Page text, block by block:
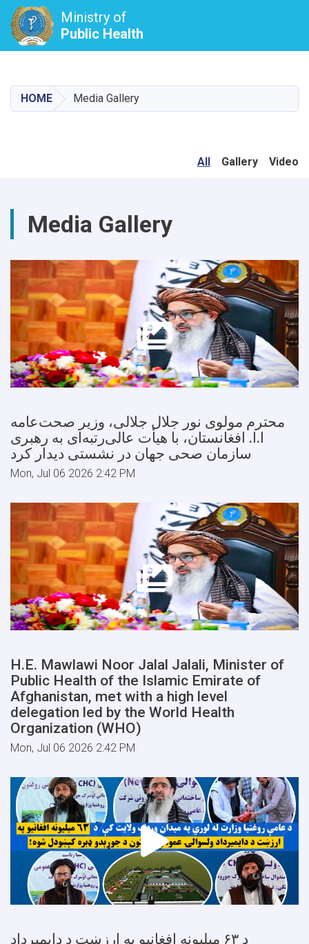
content
Ministry of
Public Health
HOME Media Gallery
All Gallery Video
Media Gallery
محترم مولوی نور جلال جلالی، وزیر صحت‌عامه
ا.ا. افغانستان، با هیأت عالی‌رتبه‌ای به رهبری
سازمان صحی جهان در نشستی دیدار کرد
Mon, Jul 06 2026 2:42 PM
H.E. Mawlawi Noor Jalal Jalali, Minister of
Public Health of the Islamic Emirate of
Afghanistan, met with a high level
delegation led by the World Health
Organization (WHO)
Mon, Jul 06 2026 2:42 PM
د ۶۳ میلیونه افغانیو په ارزښت د دایمیرداد